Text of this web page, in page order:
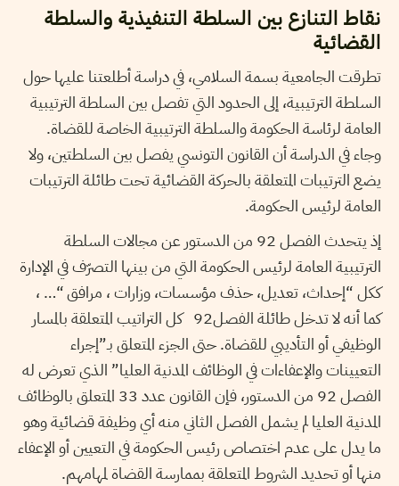
نقاط التنازع بين السلطة التنفيذية والسلطة
القضائية
تطرقت الجامعية بسمة السلامي، في دراسة أطلعتنا عليها حول
السلطة الترتيبية، إلى الحدود التي تفصل بين السلطة الترتيبية
العامة لرئاسة الحكومة والسلطة الترتيبية الخاصة للقضاة.
وجاء في الدراسة أن القانون التونسي يفصل بين السلطتين، ولا
يضع الترتيبات المتعلقة بالحركة القضائية تحت طائلة الترتيبات
العامة لرئيس الحكومة.
إذ يتحدث الفصل 92 من الدستور عن مجالات السلطة
الترتيبية العامة لرئيس الحكومة التي من بينها التصرّف في الإدارة
ككل “إحداث، تعديل، حذف مؤسسات، وزارات ، مرافق “… ،
كما أنه لا تدخل طائلة الفصل92 كل التراتيب المتعلقة بالمسار
الوظيفي أو التأديبي للقضاة. حتى الجزء المتعلق بـ”إجراء
التعيينات والإعفاءات في الوظائف المدنية العليا” الذي تعرض له
الفصل 92 من الدستور، فإن القانون عدد 33 المتعلق بالوظائف
المدنية العليا لم يشمل الفصل الثاني منه أي وظيفة قضائية وهو
ما يدل على عدم اختصاص رئيس الحكومة في التعيين أو الإعفاء
منها أو تحديد الشروط المتعلقة بممارسة القضاة لمهامهم.